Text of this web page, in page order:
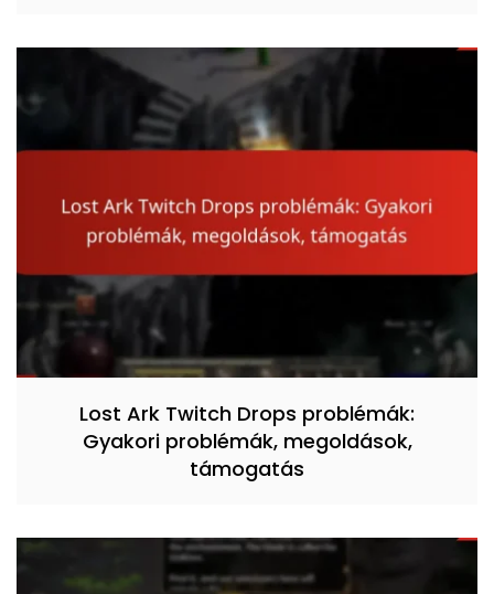
Lost Ark Twitch Drops problémák:
Gyakori problémák, megoldások,
támogatás